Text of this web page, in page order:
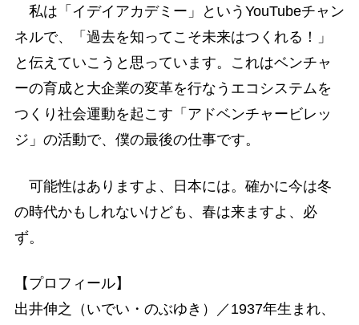
私は「イデイアカデミー」というYouTubeチャン
ネルで、「過去を知ってこそ未来はつくれる！」
と伝えていこうと思っています。これはベンチャ
ーの育成と大企業の変革を行なうエコシステムを
つくり社会運動を起こす「アドベンチャービレッ
ジ」の活動で、僕の最後の仕事です。
可能性はありますよ、日本には。確かに今は冬
の時代かもしれないけども、春は来ますよ、必
ず。
【プロフィール】
出井伸之（いでい・のぶゆき）／1937年生まれ、